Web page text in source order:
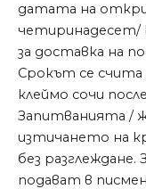
датата на
четиринадесет/
за доставка на
Срокът се счита
клеймо сочи
Запитванията /
изтичането на
без
подават в